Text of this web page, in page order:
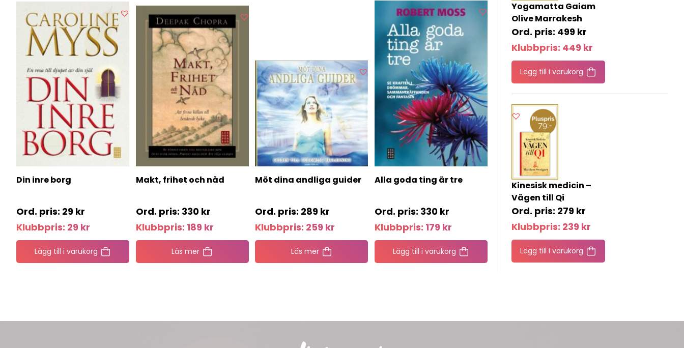
Din inre borg
29 kr
Klubbpris: 29 kr
Lägg till i varukorg
Makt, frihet och nåd
330 kr
Klubbpris: 189 kr
Läs mer
Möt dina andliga guider
289 kr
Klubbpris: 259 kr
Läs mer
Alla goda ting är tre
330 kr
Klubbpris: 179 kr
Lägg till i varukorg
Yogamatta Gaiam
Olive Marrakesh
499 kr
Klubbpris: 449 kr
Lägg till i varukorg
Kinesisk medicin –
Vägen till Qi
279 kr
Klubbpris: 239 kr
Lägg till i varukorg